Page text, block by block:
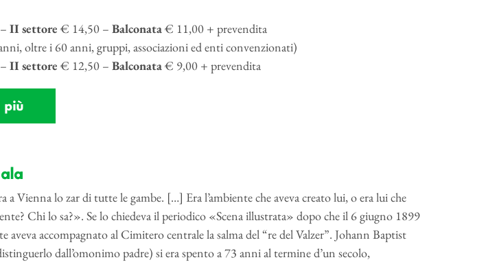
II settore€ 14,50 – Balconata€ 11,00 + prevendita
oltre i 60 anni, gruppi, associazioni ed enti convenzionati)
II settore€ 12,50 – Balconata€ 9,00 + prevendita
più
a Vienna lo zar di tutte le gambe. […] Era l’ambiente che aveva creato lui, o era lui che
Chi lo sa?». Se lo chiedeva il periodico «Scena illustrata» dopo che il 6 giugno 1899
aveva accompagnato al Cimitero centrale la salma del “re del Valzer”. Johann Baptist
dall’omonimo padre) si era spento a 73 anni al termine d’un secolo,